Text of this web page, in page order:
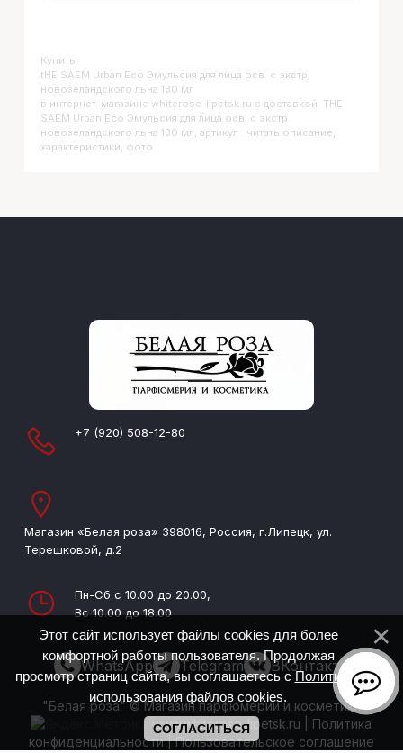
Купить
THE SAEM Urban Eco Эмульсия для лица осв. с экстр.
новозеландского льна 130 мл
в интернет-магазине whiterose-lipetsk.ru с доставкой. THE
SAEM Urban Eco Эмульсия для лица осв. с экстр.
новозеландского льна 130 мл, артикул : читать описание,
характеристики, фото
+7 (920) 508-12-80
Магазин «Белая роза» 398016, Россия, г.Липецк, ул.
Терешковой, д.2
Пн-Сб с 10.00 до 20.00,
Вс 10.00 до 18.00
WhatsApp Telegram ВКонтакте
"Белая роза" © Магазин парфюмерии и косметики
www.whiterose-lipetsk.ru
Политика
конфиденциальности|Пользовательское соглашение
Этот сайт использует файлы cookies для более
комфортной работы пользователя. Продолжая
просмотр страниц сайта, вы соглашаетесь сПолитикой
использования файлов cookies.
СОГЛАСИТЬСЯ